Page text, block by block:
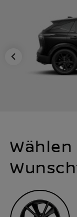
Wählen